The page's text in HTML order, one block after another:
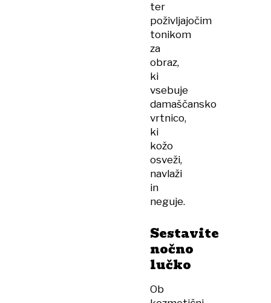
ter
poživljajočim
tonikom
za
obraz,
ki
vsebuje
damaščansko
vrtnico,
ki
kožo
osveži,
navlaži
in
neguje.
Sestavite
nočno
lučko
Ob